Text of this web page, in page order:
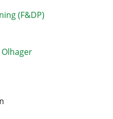
(F&DP)